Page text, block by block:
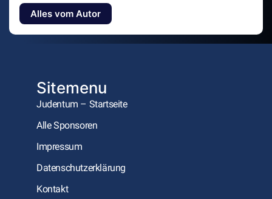
Alles vom Autor
Sitemenu
Judentum – Startseite
Alle Sponsoren
Impressum
Datenschutzerklärung
Kontakt